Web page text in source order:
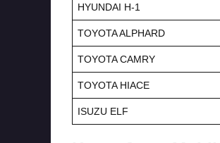
HYUNDAI H-1
TOYOTA ALPHARD
TOYOTA CAMRY
TOYOTA HIACE
ISUZU ELF